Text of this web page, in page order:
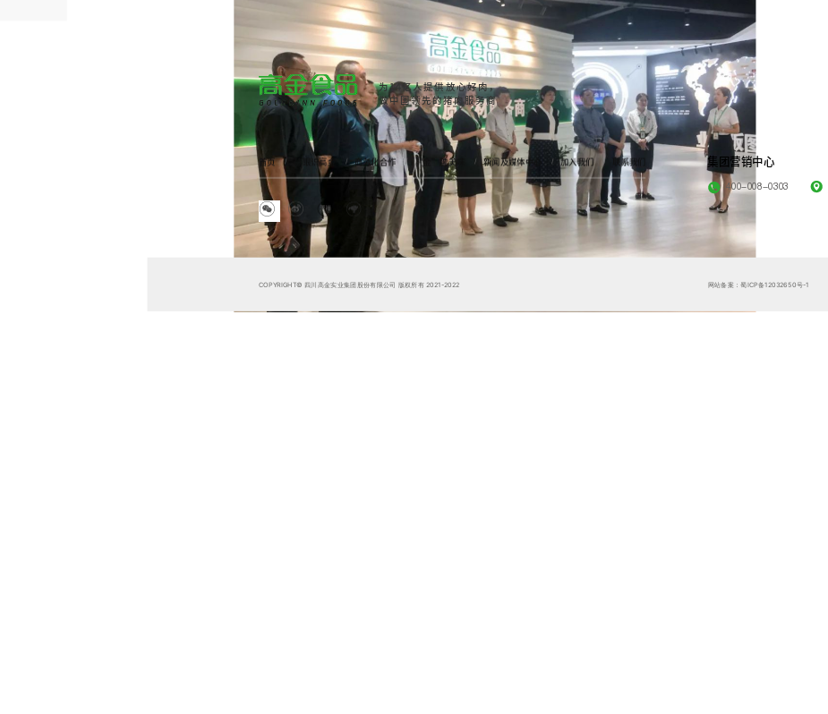
COPYRIGHT© 四川高金实业集团股份有限公司 版权所有 2021-2022 网站备案：蜀ICP备12032650号-1
集团营销中心
400-008-0303
首页 慧眼识高金 商务化合作 “金”牌美味 新闻及媒体中心 加入我们 联系我们
为14亿人提供放心好肉，
做中国领先的猪肉服务商